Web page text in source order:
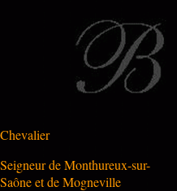
Chevalier
Seigneur de Monthureux-sur-
Saône et de Mogneville